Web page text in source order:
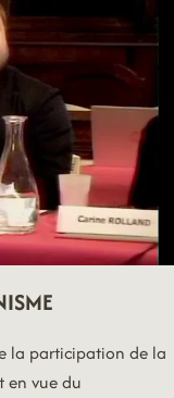
la participation de la
en vue du